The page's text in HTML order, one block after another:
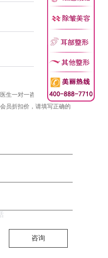
生一对一咨询和没费预约
员折扣价，请填写正确的
咨询